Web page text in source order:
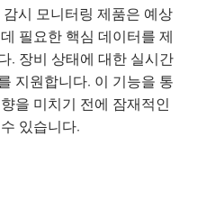
시 모니터링 제품은 예상
필요한 핵심 데이터를 제
. 장비 상태에 대한 실시간
지원합니다. 이 기능을 통
을 미치기 전에 잠재적인
있습니다.